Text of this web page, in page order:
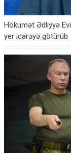
Hökumət Ədliyyə
yer icarəyə götürüb